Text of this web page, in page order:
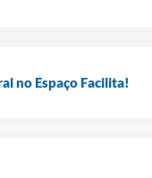
no Espaço Facilita!